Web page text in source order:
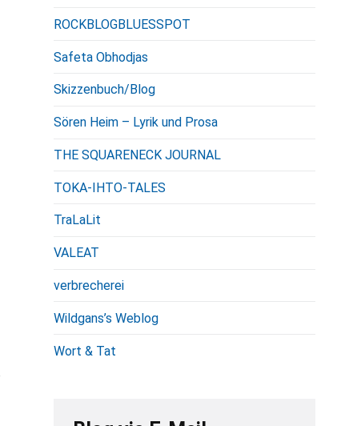
ROCKBLOGBLUESSPOT
Safeta Obhodjas
Skizzenbuch/Blog
Sören Heim – Lyrik und Prosa
THE SQUARENECK JOURNAL
TOKA-IHTO-TALES
TraLaLit
VALEAT
verbrecherei
Wildgans’s Weblog
Wort & Tat